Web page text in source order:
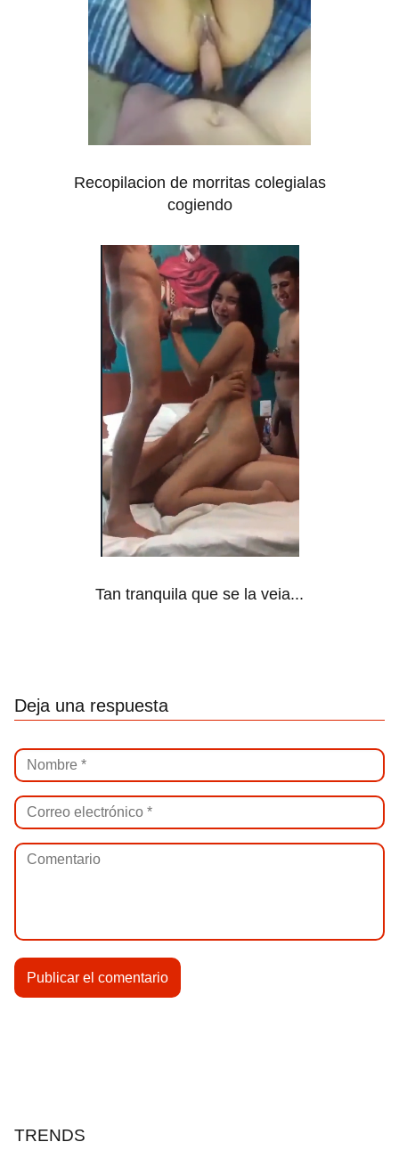
Recopilacion de morritas colegialas
cogiendo
Tan tranquila que se la veia...
Deja una respuesta
TRENDS